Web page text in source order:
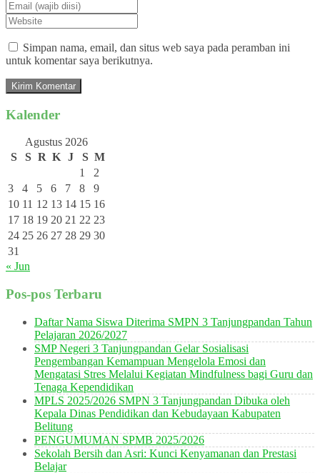
Simpan nama, email, dan situs web saya pada peramban ini
untuk komentar saya berikutnya.
Kalender
Agustus 2026
S
S R K J S M
1
2
3
4 5 6 7 8
9
10 11 12 13 14 15 16
17 18 19 20 21 22 23
24 25 26 27 28 29 30
31
« Jun
Pos-pos Terbaru
Daftar Nama Siswa Diterima SMPN 3 Tanjungpandan Tahun
Pelajaran 2026/2027
SMP Negeri 3 Tanjungpandan Gelar Sosialisasi
Pengembangan Kemampuan Mengelola Emosi dan
Mengatasi Stres Melalui Kegiatan Mindfulness bagi Guru dan
Tenaga Kependidikan
MPLS 2025/2026 SMPN 3 Tanjungpandan Dibuka oleh
Kepala Dinas Pendidikan dan Kebudayaan Kabupaten
Belitung
PENGUMUMAN SPMB 2025/2026
Sekolah Bersih dan Asri: Kunci Kenyamanan dan Prestasi
Belajar